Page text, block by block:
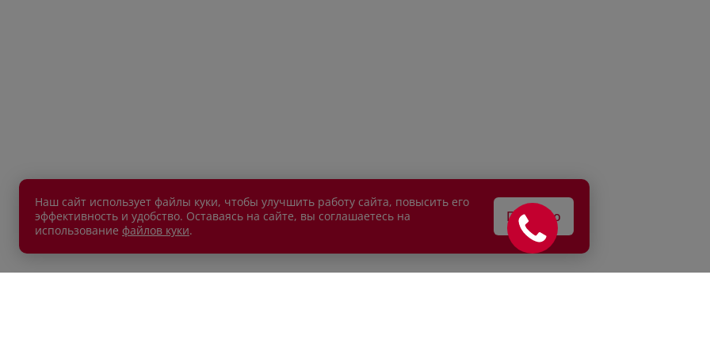
Наш сайт использует файлы куки, чтобы улучшить работу сайта, повысить его
эффективность и удобство. Оставаясь на сайте, вы соглашаетесь на
использование файлов куки.
Понятно